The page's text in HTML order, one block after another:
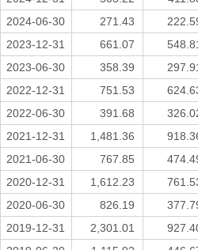
2024-06-30
271.43
2023-12-31
661.07
2023-06-30
358.39
2022-12-31
751.53
2022-06-30
391.68
2021-12-31
1,481.36
2021-06-30
767.85
2020-12-31
1,612.23
2020-06-30
826.19
2019-12-31
2,301.01